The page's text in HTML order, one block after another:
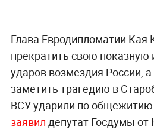
Глава Евродипломатии Кая
прекратить свою показную
ударов возмездия России,
заметить трагедию в
ВСУ ударили по
заявил депутат Госдумы